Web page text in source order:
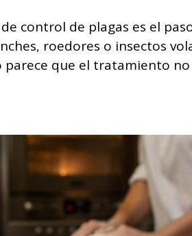
control de plagas es el
roedores o insectos
parece que el tratamiento